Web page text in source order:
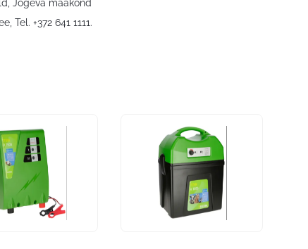
Jõgeva maakond
, Tel. +372 641 1111.